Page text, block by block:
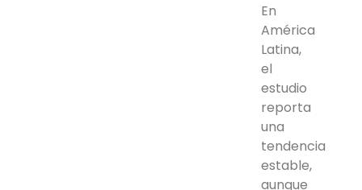
En
América
Latina,
el
estudio
reporta
una
tendencia
estable,
aunque